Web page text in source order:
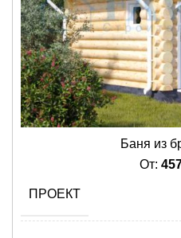
Баня из
От:
ПРОЕКТ